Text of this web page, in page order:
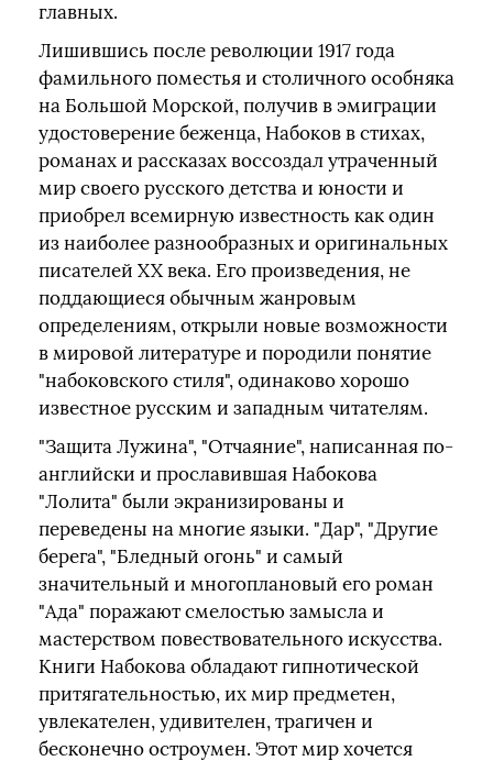
главных.
Лишившись после революции 1917 года
фамильного поместья и столичного особняка
на Большой Морской, получив в эмиграции
удостоверение беженца, Набоков в стихах,
романах и рассказах воссоздал утраченный
мир своего русского детства и юности и
приобрел всемирную известность как один
из наиболее разнообразных и оригинальных
писателей XX века. Его произведения, не
поддающиеся обычным жанровым
определениям, открыли новые возможности
в мировой литературе и породили понятие
"набоковского стиля", одинаково хорошо
известное русским и западным читателям.
"Защита Лужина", "Отчаяние", написанная по-
английски и прославившая Набокова
"Лолита" были экранизированы и
переведены на многие языки. "Дар", "Другие
берега", "Бледный огонь" и самый
значительный и многоплановый его роман
"Ада" поражают смелостью замысла и
мастерством повествовательного искусства.
Книги Набокова обладают гипнотической
притягательностью, их мир предметен,
увлекателен, удивителен, трагичен и
бесконечно остроумен. Этот мир хочется